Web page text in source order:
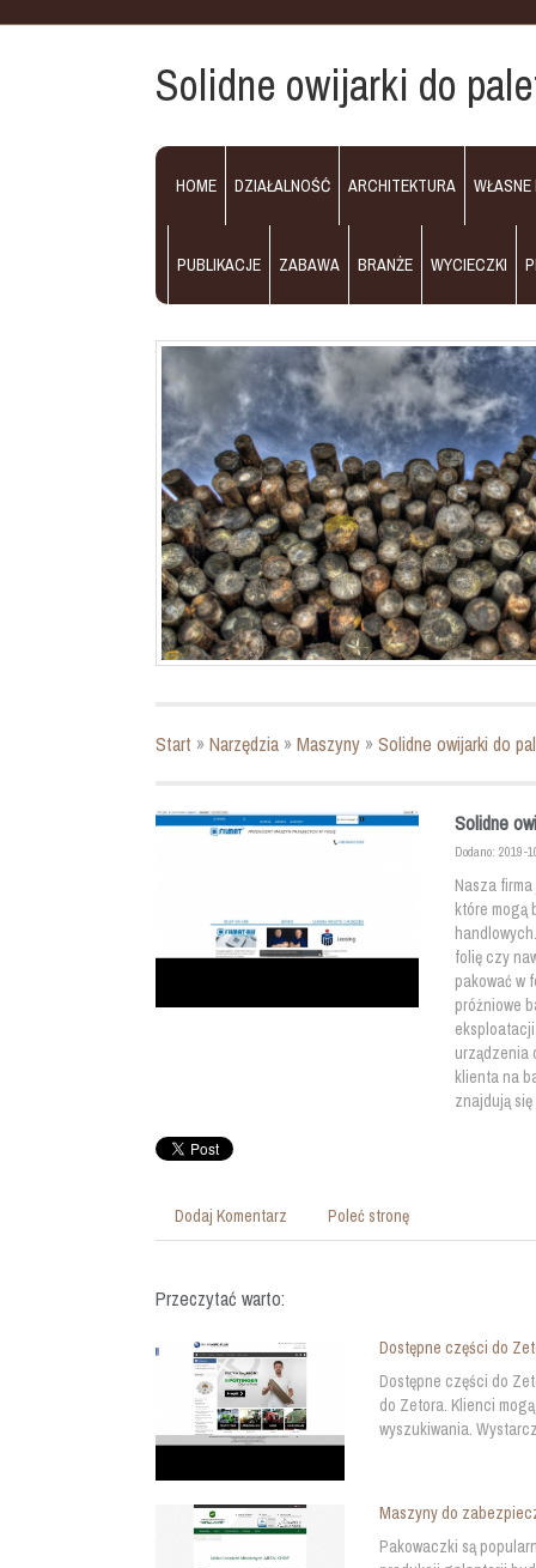
Solidne owijarki do
HOME DZIAŁALNOŚĆ ARCHITEKTURA WŁASNE
PUBLIKACJE ZABAWA BRANŻE WYCIECZKI
Start »Narzędzia »Maszyny »Solidne owijarki do
Solidne
Dodano: 2019-
Nasza
które mogą
folię czy
pakować w
próżniowe
urządzenia
klienta na
znajdują
Dodaj Komentarz Poleć stronę
Przeczytać warto:
Dostępne części do
Dostępne części do
do Zetora. Klienci
wyszukiwania.
Maszyny do
Pakowaczki są